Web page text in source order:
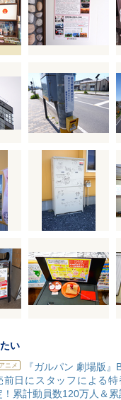
い
ニメ
『ガルパン 劇場版』
前日にスタッフによる特
！累計動員数120万人＆